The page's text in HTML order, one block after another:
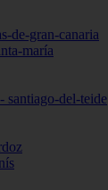
de-gran-canaria
maría
santiago-del-teide